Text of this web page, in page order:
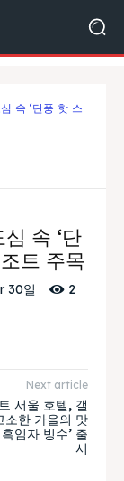
속 ‘단풍 핫 스
속 ‘단
트 주목
30일 2
Next article
서울 호텔, 갤
소한 가을의 맛
임자 빙수’ 출
시